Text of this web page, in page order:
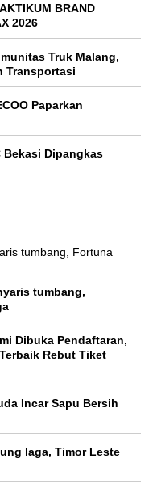
BRAND
2026
Truk Malang,
Transportasi
Paparkan
Bekasi Dipangkas
tumbang,
Dibuka Pendaftaran,
Rebut Tiket
Incar Sapu Bersih
laga, Timor Leste